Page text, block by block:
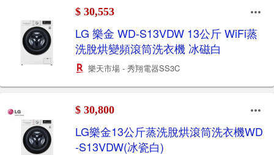
$ 30,553
LG 樂金 WD-S13VDW 13公斤 WiFi蒸
洗脫烘變頻滾筒洗衣機 冰磁白
樂天市場 - 秀翔電器SS3C
$ 30,800
LG樂金13公斤蒸洗脫烘滾筒洗衣機WD
-S13VDW(冰瓷白)